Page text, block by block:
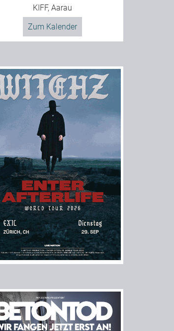
KIFF, Aarau
Zum Kalender